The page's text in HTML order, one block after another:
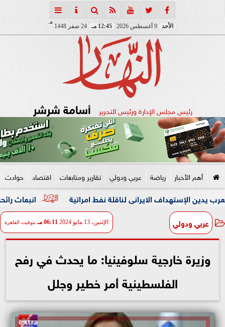
الأحد 12:45 مـ 24 صفر 1448
هـ
رئيس مجلس الإدارة ورئيس التحرير أسامة شرشر
أهم الأخبار رياضة عربي ودولي تقارير ومتابعات اقتصاد حوادث
انبعاث رائحة كريهة الايرانى لناقلة نفط امراتية
عربي ودولي الإثنين، 13 مايو 2024 06:11 مـ بتوقيت القاهرة
وزيرة خارجية سلوفينيا: ما يحدث في رفح
الفلسطينية أمر خطير وجلل